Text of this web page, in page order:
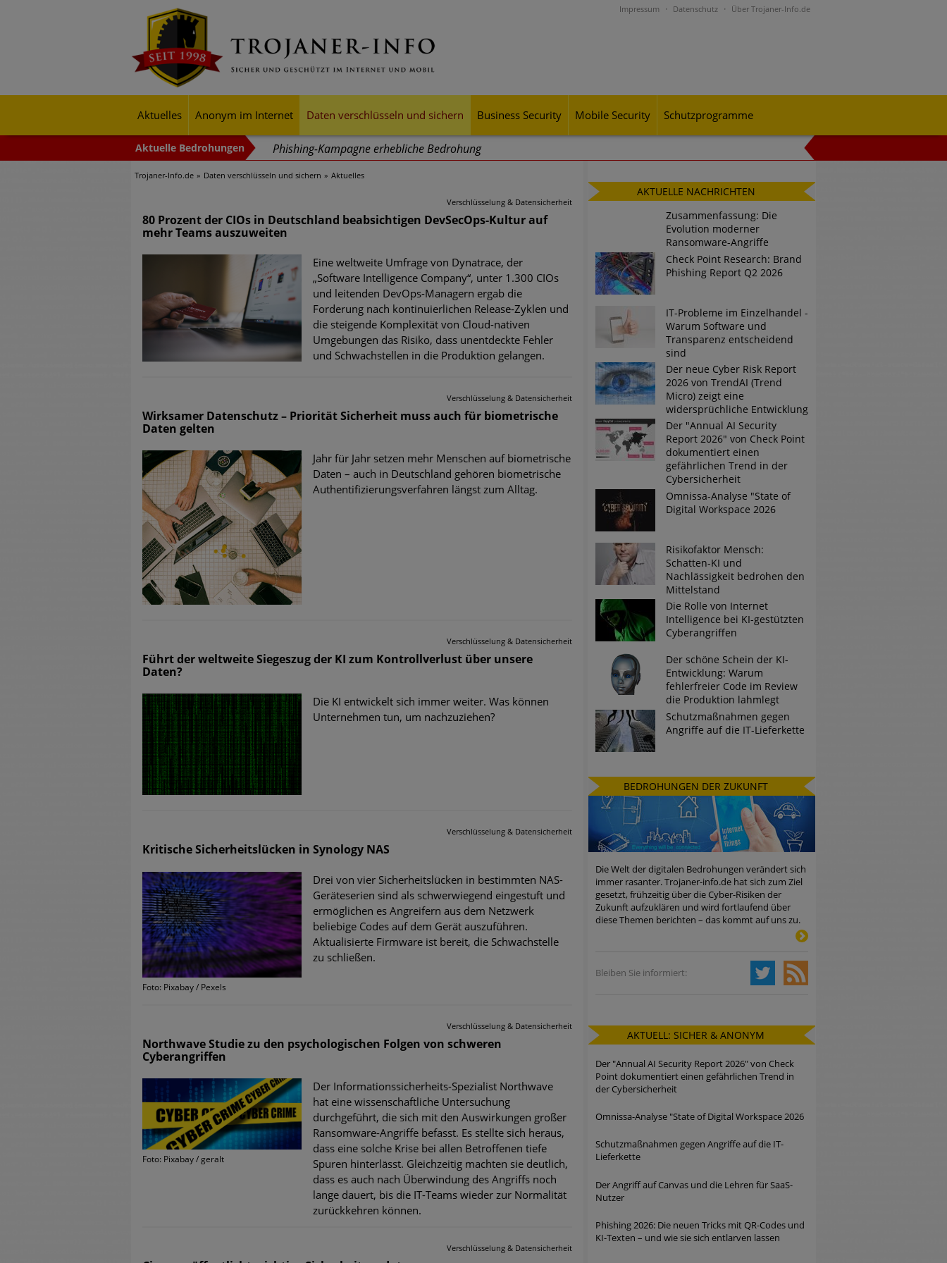
Impressum Datenschutz Über Trojaner-Info.de
Aktuelles Anonym im Internet Daten verschlüsseln und sichern Business Security Mobile Security Schutzprogramme
Phishing-Kampagne erhebliche Bedrohung
Trends bei Cyber Crimes 2024: Experten rechnen mit neue Welle an Social-Engineering-Betrugsmaschen und
Exponentiell wachsende Risiken, eine immer unübersichtlichere Cyber-Bedrohungslage – was CISOs jetzt für
Digitale Assets aller Arten im Fokus der aktuellen Cyber-Bedrohungen
Ungebremster Aufstieg: Mega-Ransomware. Deutsche Unternehmen dürfen Bedrohungspotential nicht
unterschätzen
Weiterentwicklung der HTTP-basierten Cyberangriffe lässt Experten vor Tsunami bei Web-DDoS-Angriffen
Phishing-Trend: Führungskräfte im Visier. Was hilft gegen Harpoon Whaling?
Aktuelle Phishing-Kampagnen mit großen Markennamen – Amazon hat nun reagiert
Fake-Unternehmensprofile auf LinkedIn: Unternehmen und Nutzer im Visier der Datendiebe
Cyber Experience Center in Augsburg
Trojaner-Info.de Daten verschlüsseln und sichern Aktuelles
Verschlüsselung & Datensicherheit
80 Prozent der CIOs in Deutschland beabsichtigen DevSecOps-Kultur auf
mehr Teams auszuweiten
Eine weltweite Umfrage von Dynatrace, der
„Software Intelligence Company“, unter 1.300 CIOs
und leitenden DevOps-Managern ergab die
Forderung nach kontinuierlichen Release-Zyklen und
die steigende Komplexität von Cloud-nativen
Umgebungen das Risiko, dass unentdeckte Fehler
und Schwachstellen in die Produktion gelangen.
Verschlüsselung & Datensicherheit
Wirksamer Datenschutz – Priorität Sicherheit muss auch für biometrische
Daten gelten
Jahr für Jahr setzen mehr Menschen auf biometrische
Daten – auch in Deutschland gehören biometrische
Authentifizierungsverfahren längst zum Alltag.
Verschlüsselung & Datensicherheit
Führt der weltweite Siegeszug der KI zum Kontrollverlust über unsere
Daten?
Die KI entwickelt sich immer weiter. Was können
Unternehmen tun, um nachzuziehen?
Verschlüsselung & Datensicherheit
Kritische Sicherheitslücken in Synology NAS
Foto: Pixabay / Pexels
Drei von vier Sicherheitslücken in bestimmten NAS-
Geräteserien sind als schwerwiegend eingestuft und
ermöglichen es Angreifern aus dem Netzwerk
beliebige Codes auf dem Gerät auszuführen.
Aktualisierte Firmware ist bereit, die Schwachstelle
zu schließen.
Verschlüsselung & Datensicherheit
Northwave Studie zu den psychologischen Folgen von schweren
Cyberangriffen
Foto: Pixabay / geralt
Der Informationssicherheits-Spezialist Northwave
hat eine wissenschaftliche Untersuchung
durchgeführt, die sich mit den Auswirkungen großer
Ransomware-Angriffe befasst. Es stellte sich heraus,
dass eine solche Krise bei allen Betroffenen tiefe
Spuren hinterlässt. Gleichzeitig machten sie deutlich,
dass es auch nach Überwindung des Angriffs noch
lange dauert, bis die IT-Teams wieder zur Normalität
zurückkehren können.
Verschlüsselung & Datensicherheit
AKTUELLE NACHRICHTEN
Zusammenfassung: Die
Evolution moderner
Ransomware-Angriffe
Check Point Research: Brand
Phishing Report Q2 2026
IT-Probleme im Einzelhandel -
Warum Software und
Transparenz entscheidend
sind
Der neue Cyber Risk Report
2026 von TrendAI (Trend
Micro) zeigt eine
widersprüchliche Entwicklung
Der "Annual AI Security
Report 2026" von Check Point
dokumentiert einen
gefährlichen Trend in der
Cybersicherheit
Omnissa-Analyse "State of
Digital Workspace 2026
Risikofaktor Mensch:
Schatten-KI und
Nachlässigkeit bedrohen den
Mittelstand
Die Rolle von Internet
Intelligence bei KI-gestützten
Cyberangriffen
Der schöne Schein der KI-
Entwicklung: Warum
fehlerfreier Code im Review
die Produktion lahmlegt
Schutzmaßnahmen gegen
Angriffe auf die IT-Lieferkette
BEDROHUNGEN DER ZUKUNFT
Die Welt der digitalen Bedrohungen verändert sich
immer rasanter. Trojaner-info.de hat sich zum Ziel
gesetzt, frühzeitig über die Cyber-Risiken der
Zukunft aufzuklären und wird fortlaufend über
diese Themen berichten – das kommt auf uns zu.
Bleiben Sie informiert:
AKTUELL: SICHER & ANONYM
Der "Annual AI Security Report 2026" von Check
Point dokumentiert einen gefährlichen Trend in
der Cybersicherheit
Omnissa-Analyse "State of Digital Workspace 2026
Schutzmaßnahmen gegen Angriffe auf die IT-
Lieferkette
Der Angriff auf Canvas und die Lehren für SaaS-
Nutzer
Phishing 2026: Die neuen Tricks mit QR-Codes und
KI-Texten – und wie sie sich entlarven lassen